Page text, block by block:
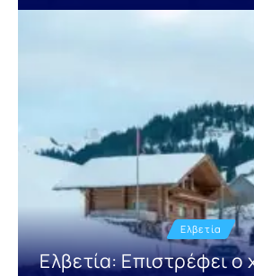
Ελβετία
Ελβετία: Επιστρέφει ο